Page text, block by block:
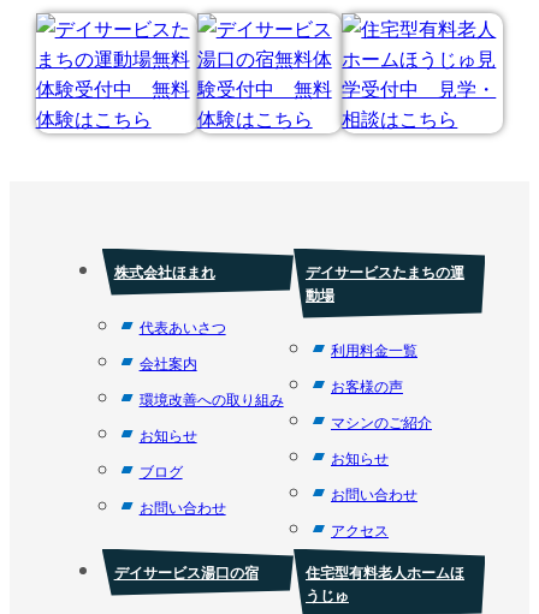
株式会社ほまれ
代表あいさつ
会社案内
環境改善への取り組み
お知らせ
ブログ
お問い合わせ
デイサービスたまちの運
動場
利用料金一覧
お客様の声
マシンのご紹介
お知らせ
お問い合わせ
アクセス
デイサービス湯口の宿
住宅型有料老人ホームほ
うじゅ